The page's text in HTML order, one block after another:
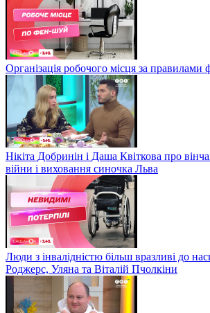
Організація робочого місця за правилами
Нікіта Добринін і Даша Квіткова про
війни і виховання синочка Льва
Люди з інвалідністю більш вразливі до
Роджерс, Уляна та Віталій Пчолкіни